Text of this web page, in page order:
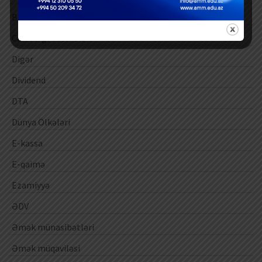
Cari vergi ödəmələri
Digər
Dividend
DTA
Dünya Ölkələri
E-kassa
E-qaimə
Ezamiyyə
ƏDV
Əmək münasibətləri
Əmək müqaviləsi